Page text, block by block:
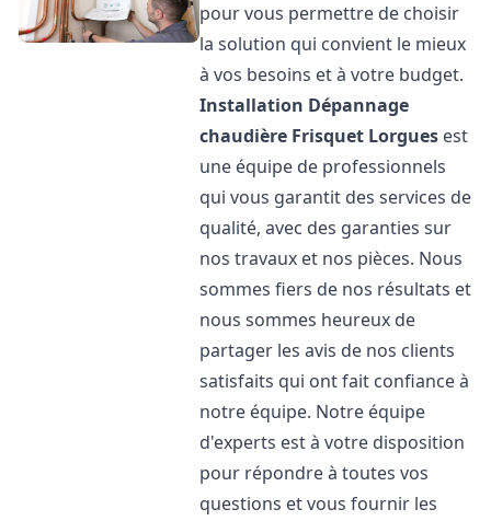
pour vous permettre de choisir
la solution qui convient le mieux
à vos besoins et à votre budget.
Installation Dépannage
chaudière Frisquet Lorgues est
une équipe de professionnels
qui vous garantit des services de
qualité, avec des garanties sur
nos travaux et nos pièces. Nous
sommes fiers de nos résultats et
nous sommes heureux de
partager les avis de nos clients
satisfaits qui ont fait confiance à
notre équipe. Notre équipe
d'experts est à votre disposition
pour répondre à toutes vos
questions et vous fournir les